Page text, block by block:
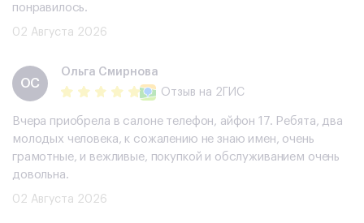
понравилось.
02 Августа 2026
ОС
Ольга Смирнова
Отзыв на 2ГИС
Вчера приобрела в салоне телефон, айфон 17. Ребята, два
молодых человека, к сожалению не знаю имен, очень
грамотные, и вежливые, покупкой и обслуживанием очень
довольна.
02 Августа 2026